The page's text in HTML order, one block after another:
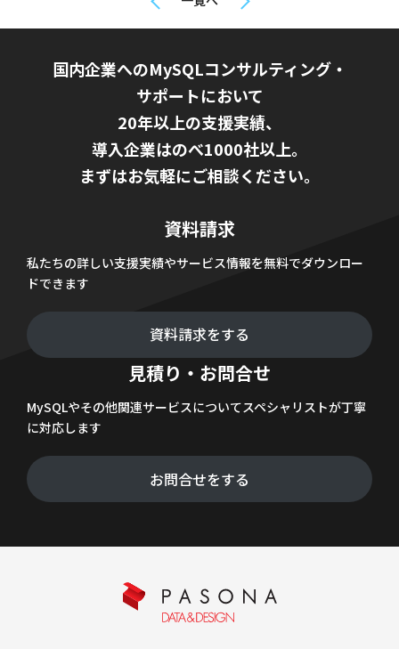
国内企業へのMySQLコンサルティング・
サポートにおいて
20年以上の支援実績、
導入企業はのべ1000社以上。
まずはお気軽にご相談ください。
資料請求
私たちの詳しい支援実績やサービス情報を無料でダウンロー
ドできます
資料請求をする
見積り・お問合せ
MySQLやその他関連サービスについてスペシャリストが丁寧
に対応します
お問合せをする